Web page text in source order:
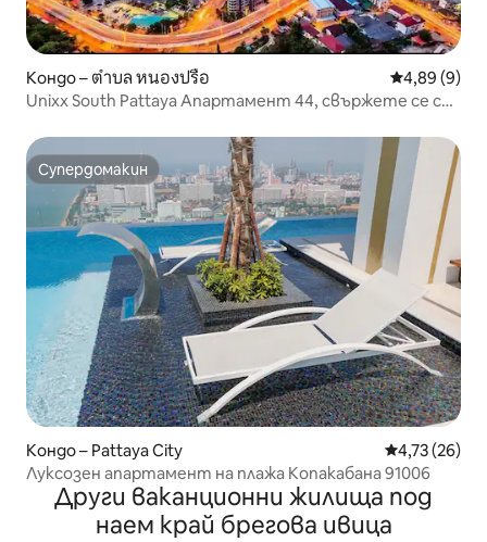
Кондо – ตำบล หนองปรือ Средна
4,89 (9)
Unixx South Pattaya Апартамент 44, свържете се с
Супердомакин
Супердомакин
Кондо – Pattaya City Средна
4,73 (26)
Луксозен апартамент на плажа Копакабана 91006
Други ваканционни жилища под
наем край брегова ивица